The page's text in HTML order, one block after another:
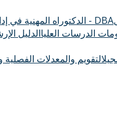
الدكتوراه المهنية في إدارة الأعمال - DBA
الدرسات العلياالدليل
التقويم والمعدلات الفصلية